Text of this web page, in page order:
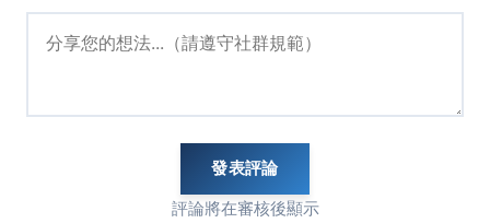
發表評論
評論將在審核後顯示